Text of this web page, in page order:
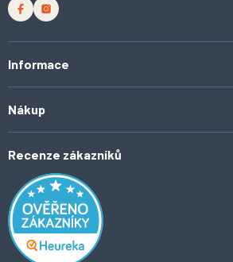
Informace
Tipy do kuchyně
Inspirace a trendy
Domácí vychytávky
O Ahomi
Nákup
Odstoupení od smlouvy
Obchodní podmínky
Ochrana osobních údajů
Recenze zákazníků